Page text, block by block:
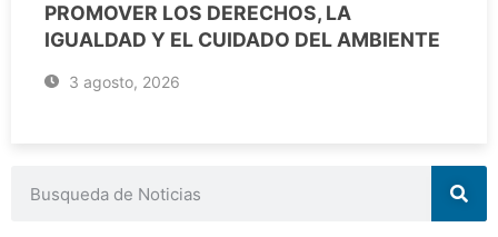
PROMOVER LOS DERECHOS, LA
IGUALDAD Y EL CUIDADO DEL AMBIENTE
3 agosto, 2026